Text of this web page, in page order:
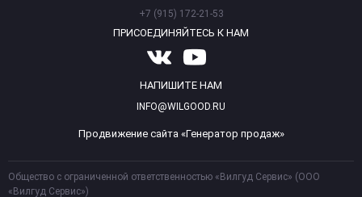
+7 (915) 172-21-53
ПРИСОЕДИНЯЙТЕСЬ К НАМ
НАПИШИТЕ НАМ
INFO@WILGOOD.RU
Продвижение сайта «Генератор продаж»
Общество с ограниченной ответственностью «Вилгуд Сервис» (ООО
«Вилгуд Сервис»)